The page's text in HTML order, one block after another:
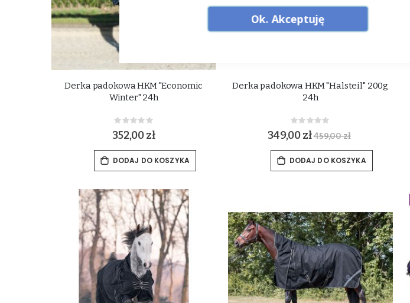
Derka padokowa HKM "Economic
Winter" 24h
Rating:
0%
352,00 zł
DODAJ DO KOSZYKA
Derka padokowa HKM "Halsteil" 200g
24h
Rating:
0%
349,00 zł459,00 zł
DODAJ DO KOSZYKA
Ok. Akceptuję